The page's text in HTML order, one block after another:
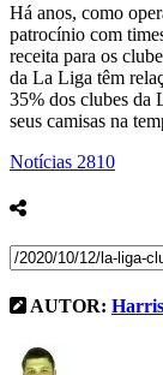
Há anos, como
patrocínio com
receita para os
da La Liga têm
35% dos clubes da
seus camisas na
Notícias 2810
AUTOR: